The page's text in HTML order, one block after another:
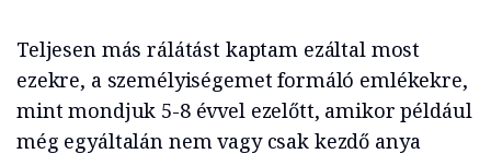
Teljesen más rálátást kaptam ezáltal most
ezekre, a személyiségemet formáló emlékekre,
mint mondjuk 5-8 évvel ezelőtt, amikor például
még egyáltalán nem vagy csak kezdő anya